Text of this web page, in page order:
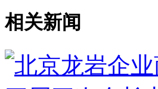
相关新闻